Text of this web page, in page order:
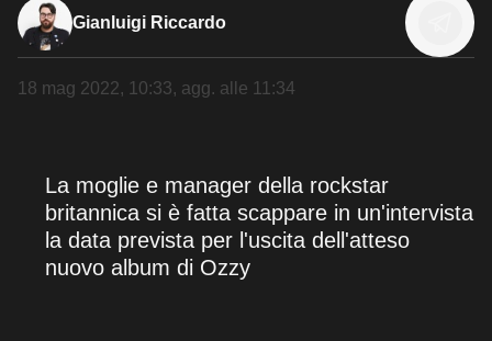
Gianluigi Riccardo
18 mag 2022, 10:33, agg. alle 11:34
La moglie e manager della rockstar
britannica si è fatta scappare in un'intervista
la data prevista per l'uscita dell'atteso
nuovo album di Ozzy